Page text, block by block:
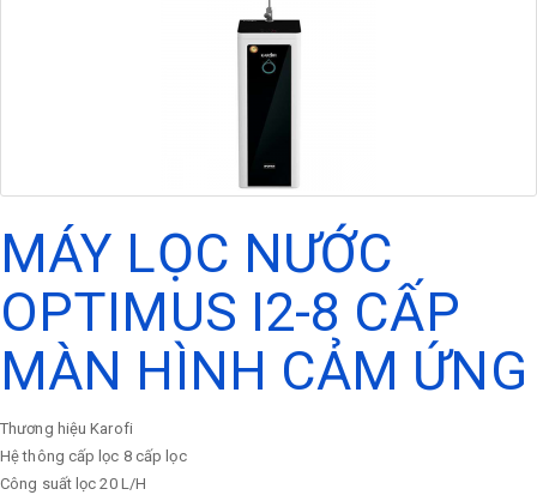
MÁY LỌC NƯỚC
OPTIMUS I2-8 CẤP
MÀN HÌNH CẢM ỨNG
Thương hiệu Karofi
Hệ thông cấp lọc 8 cấp lọc
Công suất lọc 20 L/H